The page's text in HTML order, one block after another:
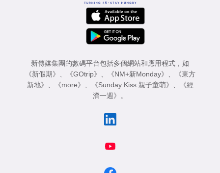
新傳媒集團的數碼平台包括多個網站和應用程式，如
《新假期》
《GOtrip》 《NM+新Monday》
《東方
新地》
《more》 《Sunday Kiss 親子童萌》
《經
濟一週》
。